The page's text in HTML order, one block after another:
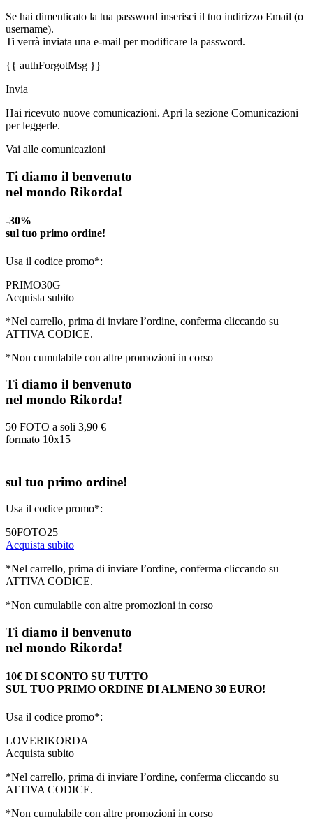
Se hai dimenticato la tua password inserisci il tuo indirizzo Email (o
username).
Ti verrà inviata una e-mail per modificare la password.
{{ authForgotMsg }}
Invia
Hai ricevuto nuove comunicazioni. Apri la sezione Comunicazioni
per leggerle.
Vai alle comunicazioni
Ti diamo il benvenuto
nel mondo Rikorda!
-30%
sul tuo primo ordine!
Usa il codice promo*:
PRIMO30G
Acquista subito
*Nel carrello, prima di inviare l’ordine, conferma cliccando su
ATTIVA CODICE.
*Non cumulabile con altre promozioni in corso
Ti diamo il benvenuto
nel mondo Rikorda!
50 FOTO a soli 3,90 €
formato 10x15
sul tuo primo ordine!
Usa il codice promo*:
50FOTO25
Acquista subito
*Nel carrello, prima di inviare l’ordine, conferma cliccando su
ATTIVA CODICE.
*Non cumulabile con altre promozioni in corso
Ti diamo il benvenuto
nel mondo Rikorda!
10€ DI SCONTO SU TUTTO
SUL TUO PRIMO ORDINE DI ALMENO 30 EURO!
Usa il codice promo*:
LOVERIKORDA
Acquista subito
*Nel carrello, prima di inviare l’ordine, conferma cliccando su
ATTIVA CODICE.
*Non cumulabile con altre promozioni in corso